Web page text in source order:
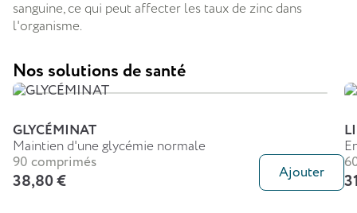
sanguine, ce qui peut affecter les taux de zinc dans
l'organisme.
Nos solutions de santé
GLYCÉMINAT
Maintien d'une glycémie normale
90 comprimés
38,80 € Ajouter